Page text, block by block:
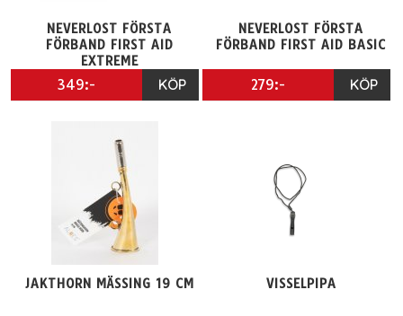
NEVERLOST FÖRSTA
FÖRBAND FIRST AID
EXTREME
349:- KÖP
NEVERLOST FÖRSTA
FÖRBAND FIRST AID BASIC
279:- KÖP
JAKTHORN MÄSSING 19 CM VISSELPIPA